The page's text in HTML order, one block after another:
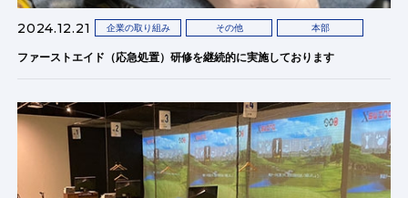
2024.12.21 企業の取り組み その他 本部
ファーストエイド（応急処置）研修を継続的に実施しております